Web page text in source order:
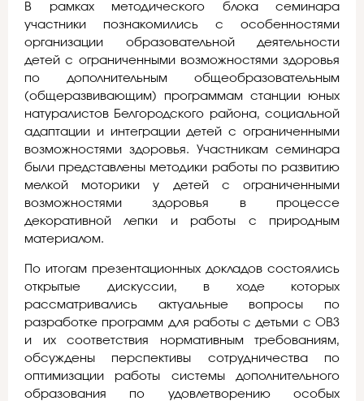
В рамках методического блока семинара
участники познакомились с особенностями
организации образовательной деятельности
детей с ограниченными возможностями здоровья
по дополнительным общеобразовательным
(общеразвивающим) программам станции юных
натуралистов Белгородского района, социальной
адаптации и интеграции детей с ограниченными
возможностями здоровья. Участникам семинара
были представлены методики работы по развитию
мелкой моторики у детей с ограниченными
возможностями здоровья в процессе
декоративной лепки и работы с природным
материалом.
По итогам презентационных докладов состоялись
открытые дискуссии, в ходе которых
рассматривались актуальные вопросы по
разработке программ для работы с детьми с ОВЗ
и их соответствия нормативным требованиям,
обсуждены перспективы сотрудничества по
оптимизации работы системы дополнительного
образования по удовлетворению особых